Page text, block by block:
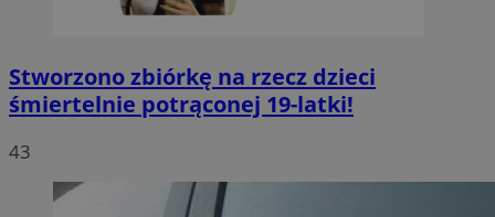
Stworzono zbiórkę na rzecz dzieci
śmiertelnie potrąconej 19-latki!
43